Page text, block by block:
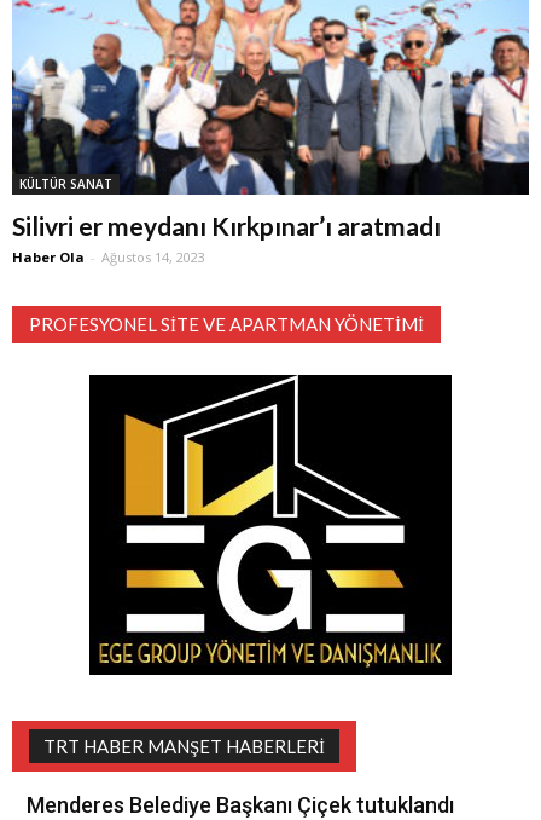
KÜLTÜR SANAT
Silivri er meydanı Kırkpınar’ı aratmadı
Haber Ola - Ağustos 14, 2023
PROFESYONEL SITE VE APARTMAN YÖNETIMI
TRT HABER MANŞET HABERLERI
Menderes Belediye Başkanı Çiçek tutuklandı